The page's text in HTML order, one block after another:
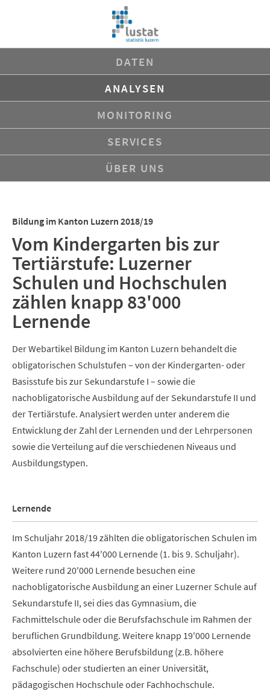
DATEN
ANALYSEN
MONITORING
SERVICES
ÜBER UNS
Bildung im Kanton Luzern 2018/19
Vom Kindergarten bis zur
Tertiärstufe: Luzerner
Schulen und Hochschulen
zählen knapp 83'000
Lernende
Der Webartikel Bildung im Kanton Luzern behandelt die
obligatorischen Schulstufen – von der Kindergarten- oder
Basisstufe bis zur Sekundarstufe I – sowie die
nachobligatorische Ausbildung auf der Sekundarstufe II und
der Tertiärstufe. Analysiert werden unter anderem die
Entwicklung der Zahl der Lernenden und der Lehrpersonen
sowie die Verteilung auf die verschiedenen Niveaus und
Ausbildungstypen.
Lernende
Im Schuljahr 2018/19 zählten die obligatorischen Schulen im
Kanton Luzern fast 44'000 Lernende (1. bis 9. Schuljahr).
Weitere rund 20'000 Lernende besuchen eine
nachobligatorische Ausbildung an einer Luzerner Schule auf
Sekundarstufe II, sei dies das Gymnasium, die
Fachmittelschule oder die Berufsfachschule im Rahmen der
beruflichen Grundbildung. Weitere knapp 19'000 Lernende
absolvierten eine höhere Berufsbildung (z.B. höhere
Fachschule) oder studierten an einer Universität,
pädagogischen Hochschule oder Fachhochschule.